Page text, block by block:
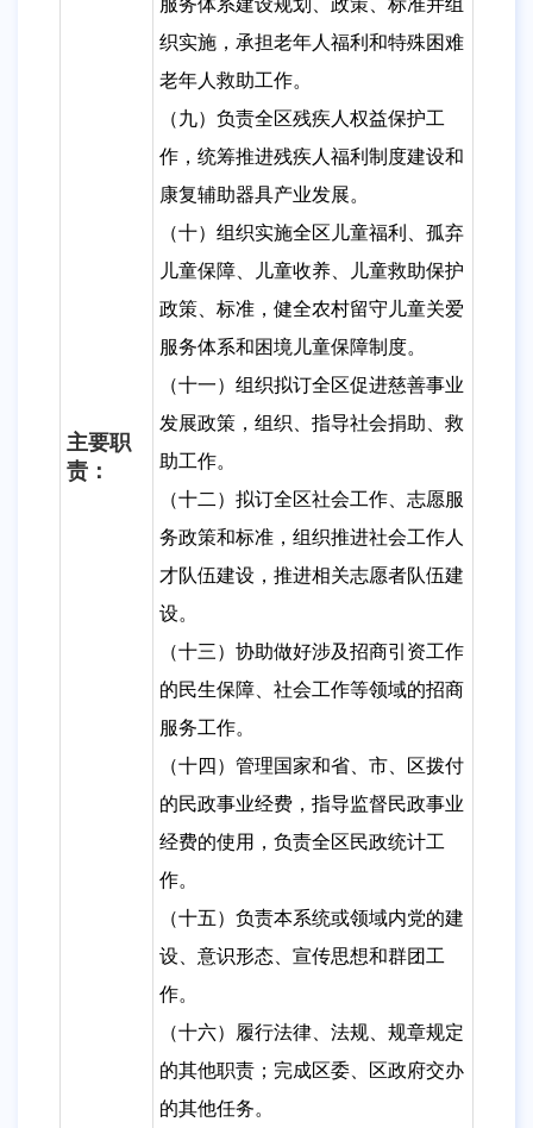
主要职
责：
服务体系建设规划、政策、标准并组
织实施，承担老年人福利和特殊困难
老年人救助工作。
（九）负责全区残疾人权益保护工
作，统筹推进残疾人福利制度建设和
康复辅助器具产业发展。
（十）组织实施全区儿童福利、孤弃
儿童保障、儿童收养、儿童救助保护
政策、标准，健全农村留守儿童关爱
服务体系和困境儿童保障制度。
（十一）组织拟订全区促进慈善事业
发展政策，组织、指导社会捐助、救
助工作。
（十二）拟订全区社会工作、志愿服
务政策和标准，组织推进社会工作人
才队伍建设，推进相关志愿者队伍建
设。
（十三）协助做好涉及招商引资工作
的民生保障、社会工作等领域的招商
服务工作。
（十四）管理国家和省、市、区拨付
的民政事业经费，指导监督民政事业
经费的使用，负责全区民政统计工
作。
（十五）负责本系统或领域内党的建
设、意识形态、宣传思想和群团工
作。
（十六）履行法律、法规、规章规定
的其他职责；完成区委、区政府交办
的其他任务。